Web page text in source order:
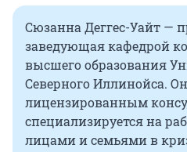
Сюзанна Деггес-Уайт —
заведующая кафедрой
высшего образования
Северного Иллинойса.
лицензированным
специализируется на
лицами и семьями в